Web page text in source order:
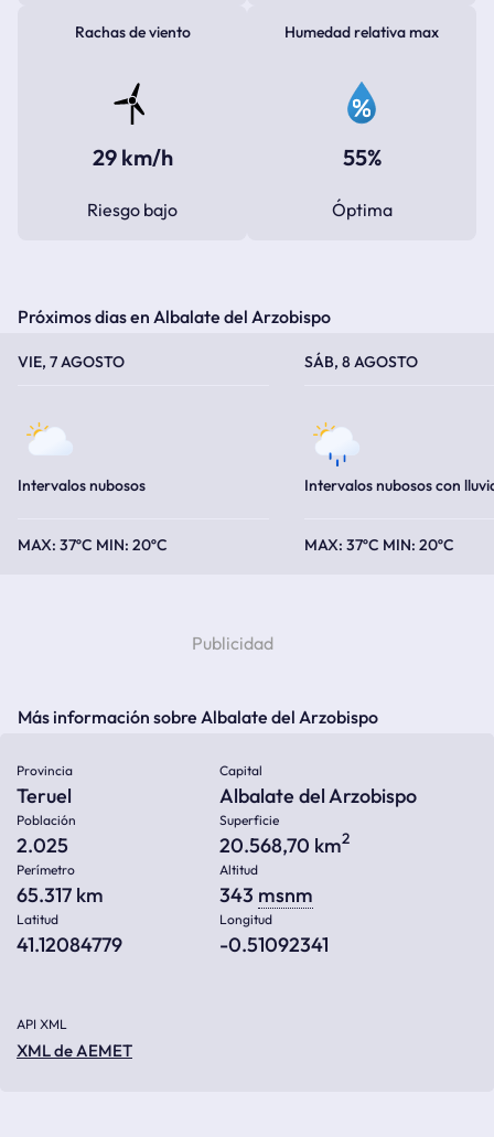
Rachas de viento
29 km/h
Riesgo bajo
Humedad relativa max
55%
Óptima
Próximos dias en Albalate del Arzobispo
VIE, 7 AGOSTO
Intervalos nubosos
37ºC 20ºC
SÁB, 8 AGOSTO
Intervalos nubosos con
37ºC 20ºC
Más información sobre Albalate del Arzobispo
Provincia
Teruel
Capital
Albalate del Arzobispo
Población
2.025
Superficie
20.568,70 km2
Perímetro
65.317 km
Altitud
343 msnm
Latitud
41.12084779
Longitud
-0.51092341
API XML
XML de AEMET